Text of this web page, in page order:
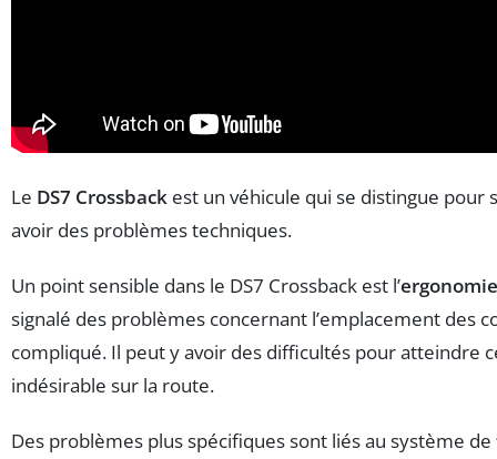
Le DS7 Crossback est un véhicule qui se distingue
avoir des problèmes techniques.
Un point sensible dans le DS7 Crossback est l’ergonomie
signalé des problèmes concernant l’emplacement des
compliqué. Il peut y avoir des difficultés pour atteindre
indésirable sur la route.
Des problèmes plus spécifiques sont liés au système de